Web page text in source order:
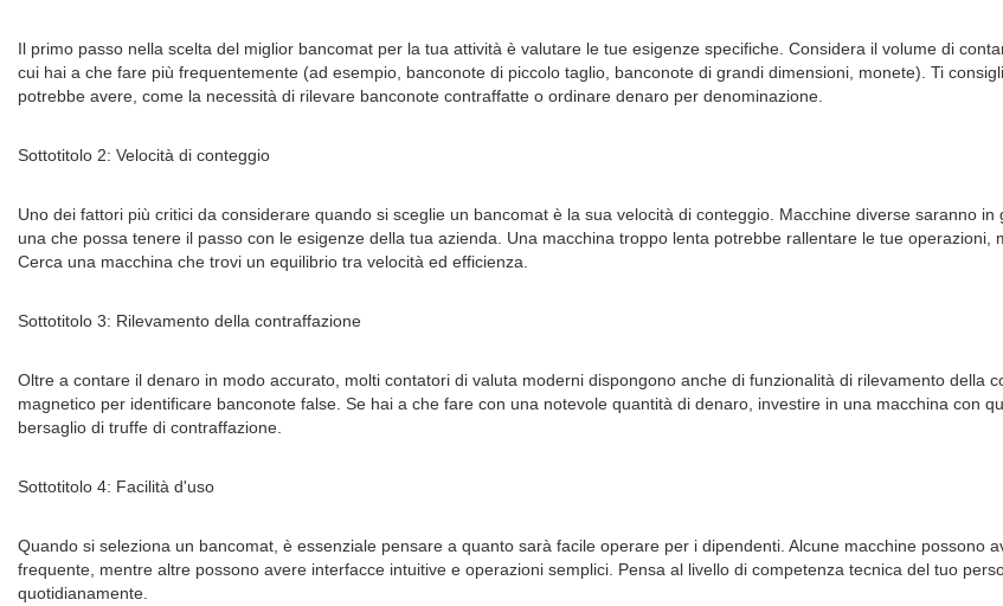
Il primo passo nella scelta del miglior bancomat per la tua attività è valutare le tue esigenze specifiche. Considera il volume di
cui hai a che fare più frequentemente (ad esempio, banconote di piccolo taglio, banconote di grandi dimensioni, monete). Ti
potrebbe avere, come la necessità di rilevare banconote contraffatte o ordinare denaro per denominazione.
Sottotitolo 2: Velocità di conteggio
Uno dei fattori più critici da considerare quando si sceglie un bancomat è la sua velocità di conteggio. Macchine diverse saranno
una che possa tenere il passo con le esigenze della tua azienda. Una macchina troppo lenta potrebbe rallentare le tue
Cerca una macchina che trovi un equilibrio tra velocità ed efficienza.
Sottotitolo 3: Rilevamento della contraffazione
Oltre a contare il denaro in modo accurato, molti contatori di valuta moderni dispongono anche di funzionalità di rilevamento della
magnetico per identificare banconote false. Se hai a che fare con una notevole quantità di denaro, investire in una macchina con
bersaglio di truffe di contraffazione.
Sottotitolo 4: Facilità d'uso
Quando si seleziona un bancomat, è essenziale pensare a quanto sarà facile operare per i dipendenti. Alcune macchine possono
frequente, mentre altre possono avere interfacce intuitive e operazioni semplici. Pensa al livello di competenza tecnica del tuo
quotidianamente.